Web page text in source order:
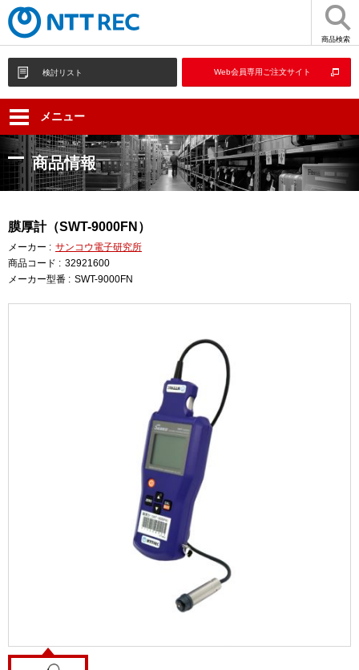
商品検索
検討リスト Web会員専用ご注文サイト
メニュー
商品情報
膜厚計（SWT-9000FN）
メーカー : サンコウ電子研究所
商品コード : 32921600
メーカー型番 : SWT-9000FN